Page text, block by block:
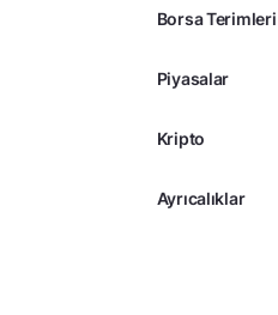
Borsa Terimleri
Piyasalar
Kripto
Ayrıcalıklar